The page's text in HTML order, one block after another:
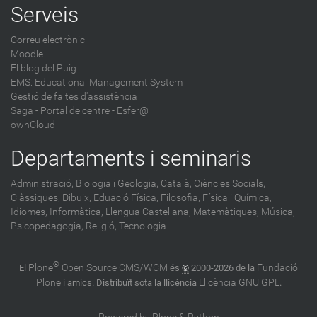
Serveis
Correu electrònic
Moodle
El blog del Puig
EMS: Educational Management System
Gestió de faltes d'assistència
Saga - Portal de centre - Esfer@
ownCloud
Departaments i seminaris
Administració, Biologia i Geologia, Català, Ciències Socials,
Clàssiques, Dibuix, Eduació Física, Filosofia, Física i Química,
Idiomes, Informàtica, Llengua Castellana, Matemàtiques, Música,
Psicopedagogia, Religió, Tecnologia
El Plone® Open Source CMS/WCM és © 2000-2026 de la Fundació
Plonei amics. Distribuït sota la llicència Llicència GNU GPL.